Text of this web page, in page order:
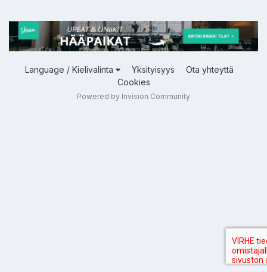
Language / Kielivalinta Yksityisyys
Ota yhteyttä
Cookies
Powered by Invision Community